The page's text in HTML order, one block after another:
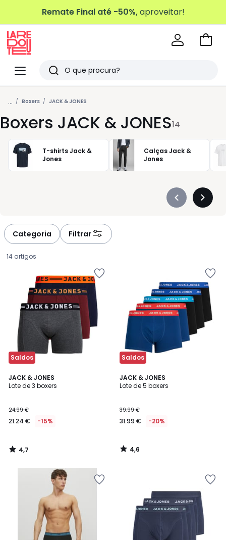
Remate Final até -50%,aproveitar!
Menu
Redoute
Pesquisar
Últimos
artigos
vistos
Ir
... Boxers JACK & JONES
Boxers JACK & JONES14
T-shirts Jack &
Jones
Calças Jack &
Jones
Précédent
Categoria Filtrar
14 artigos
Saldos
JACK & JONES
Lote de 3 boxers
€
em
de
24.99
aplicado.
24.99 €
21.24 € -15%
4,7
/ 5
4,7
/
Saldos
JACK & JONES
Lote de 5 boxers
39.99 €
31.99 € -20%
4,6
/ 5
4,6
/